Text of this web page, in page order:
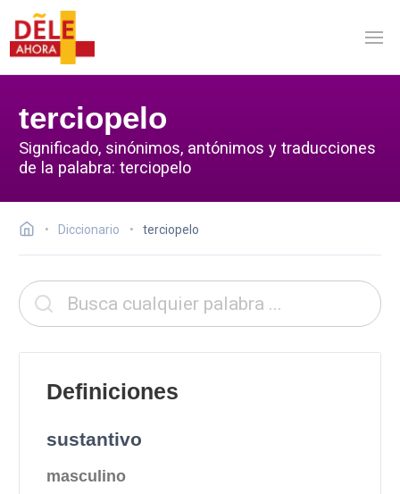
terciopelo
Significado, sinónimos, antónimos y traducciones
de la palabra: terciopelo
Diccionario terciopelo
Definiciones
sustantivo
masculino